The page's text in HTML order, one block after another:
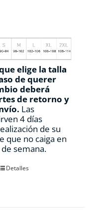
elige la talla
de querer
deberá
de retorno y
Las
4 días
de su
que no caiga en
semana.
Detalles